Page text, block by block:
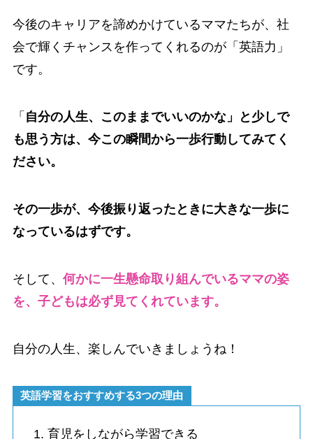
今後のキャリアを諦めかけているママたちが、社
会で輝くチャンスを作ってくれるのが「英語力」
です。
「 自分の人生、このままでいいのかな」と少しで
も思う方は、今この瞬間から一歩行動してみてく
ださい。
その一歩が、今後振り返ったときに大きな一歩に
なっているはずです。
そして、 何かに一生懸命取り組んでいるママの姿
を、子どもは必ず見てくれています。
自分の人生、楽しんでいきましょうね！
英語学習をおすすめする3つの理由
育児をしながら学習できる